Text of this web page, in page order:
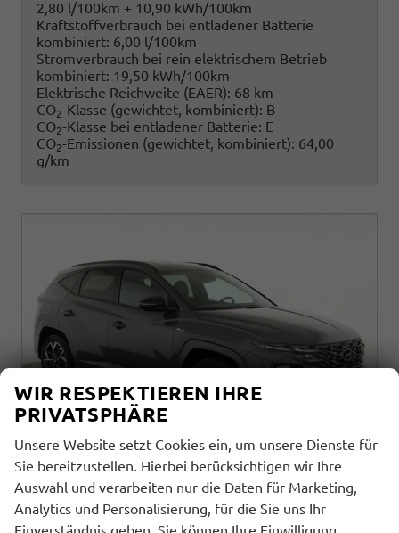
2,80 l/100km + 10,90 kWh/100km
Kraftstoffverbrauch bei entladener Batterie
kombiniert: 6,00 l/100km
Stromverbrauch bei rein elektrischem Betrieb
kombiniert: 19,50 kWh/100km
Elektrische Reichweite (EAER): 68 km
CO2-Klasse (gewichtet, kombiniert): B
CO2-Klasse bei entladener Batterie: E
CO2-Emissionen (gewichtet, kombiniert): 64,00
g/km
Hyundai TUCSON
WIR RESPEKTIEREN IHRE
PRIVATSPHÄRE
Unsere Website setzt Cookies ein, um unsere Dienste für
Sie bereitzustellen. Hierbei berücksichtigen wir Ihre
Auswahl und verarbeiten nur die Daten für Marketing,
Analytics und Personalisierung, für die Sie uns Ihr